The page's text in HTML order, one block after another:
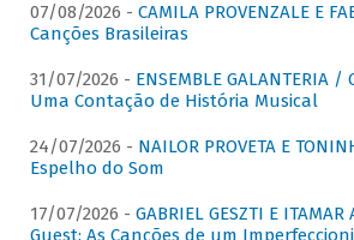
07/08/2026 - CAMILA PROVENZALE E
Canções Brasileiras
31/07/2026 - ENSEMBLE GALANTERIA
Uma Contação de História Musical
24/07/2026 - NAILOR PROVETA E
Espelho do Som
17/07/2026 - GABRIEL GESZTI E